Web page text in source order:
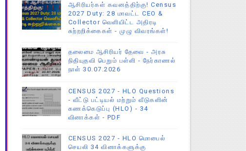
ஆசிரியர்கள் கவனத்திற்கு! Census
2027 Duty: 28 மாவட்ட CEO &
Collector வெளியிட்ட அதிரடி
சுற்றறிக்கைகள் - முழு விவரங்கள்!
தலைமை ஆசிரியர் தேவை - அரசு
நிதியுதவி பெறும் பள்ளி - நேர்காணல்
நாள் 30.07.2026
CENSUS 2027 - HLO Questions
- வீட்டு பட்டியல் மற்றும் வீடுகளின்
கணக்கெடுப்பு (HLO) - 34
வினாக்கள் - PDF
CENSUS 2027 - HLO மொபைல்
செயலி 34 வினாக்களுக்கு